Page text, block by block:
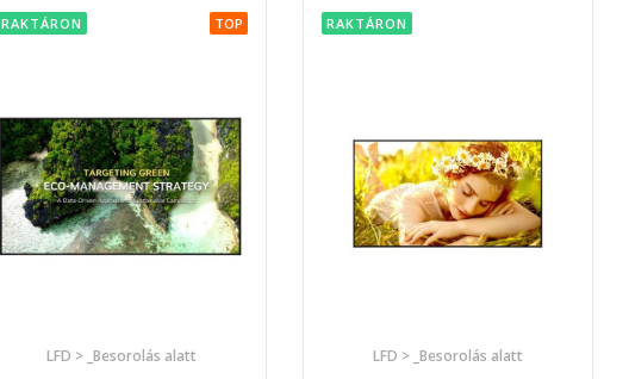
RAKTÁRON TOP
LFD > _Besorolás alatt
RAKTÁRON
LFD > _Besorolás alatt